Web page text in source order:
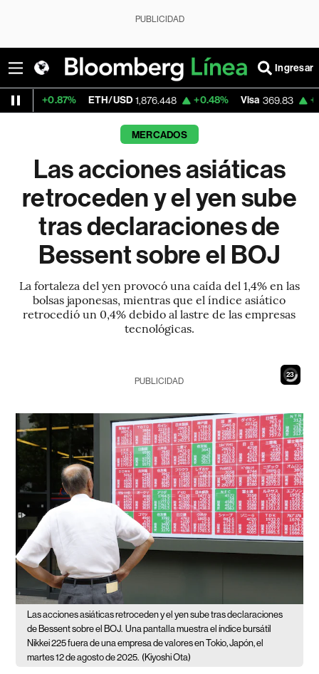
PUBLICIDAD
Ingresar
ETH/USD 1,876.448 +0.48% Visa 369.83 +1.14%
MERCADOS
Las acciones asiáticas
retroceden y el yen sube
tras declaraciones de
Bessent sobre el BOJ
La fortaleza del yen provocó una caída del 1,4% en las
bolsas japonesas, mientras que el índice asiático
retrocedió un 0,4% debido al lastre de las empresas
tecnológicas.
21
PUBLICIDAD
Las acciones asiáticas retroceden y el yen sube tras declaraciones
de Bessent sobre el BOJ. Una pantalla muestra el índice bursátil
Nikkei 225 fuera de una empresa de valores en Tokio, Japón, el
martes 12 de agosto de 2025. (Kiyoshi Ota)